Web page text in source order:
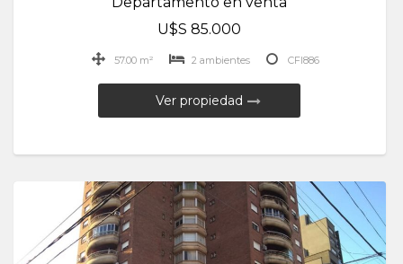
U$S 85.000
57.00 m² 2 ambientes CFI886
Ver propiedad